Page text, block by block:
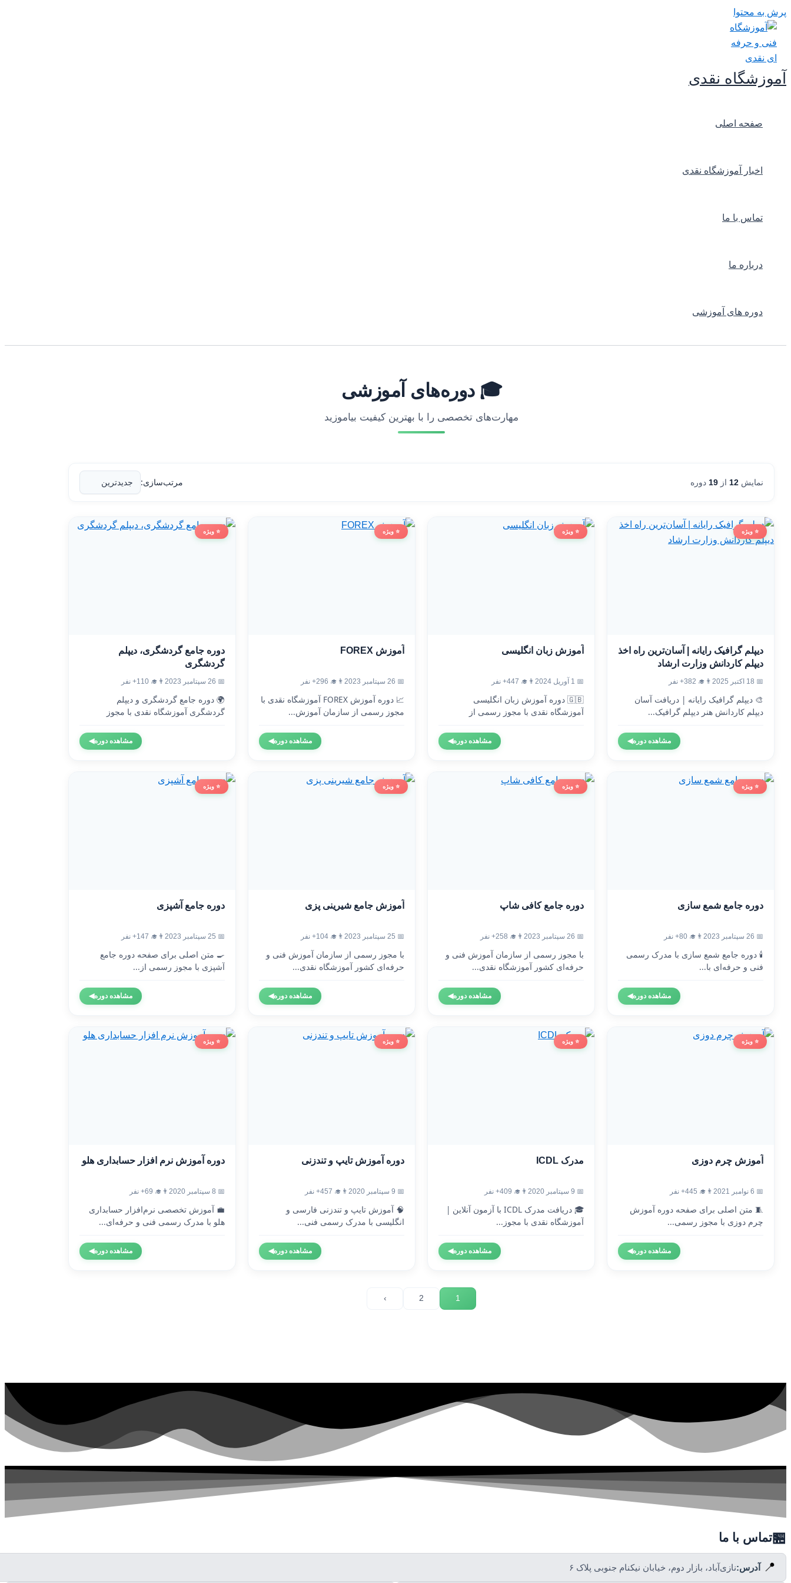
پرش به محتوا
آموزشگاه نقدی
صفحه اصلی
اخبار آموزشگاه نقدی
تماس با ما
درباره ما
دوره های آموزشی
🎓 دوره‌های آموزشی
مهارت‌های تخصصی را با بهترین کیفیت بیاموزید
نمایش 12 از 19 دوره مرتب‌سازی:
⭐ ویژه
دیپلم گرافیک رایانه | آسان‌ترین راه اخذ
دیپلم کاردانش وزارت ارشاد
📅 18 اکتبر 2025 👨‍🎓 382+ نفر
🎨 دیپلم گرافیک رایانه | دریافت آسان
دیپلم کاردانش هنر دیپلم گرافیک...
مشاهده دوره◀
⭐ ویژه
آموزش زبان انگلیسی
📅 1 آوریل 2024 👨‍🎓 447+ نفر
🇬🇧 دوره آموزش زبان انگلیسی
آموزشگاه نقدی با مجوز رسمی از
مشاهده دوره◀
⭐ ویژه
آموزش FOREX
📅 26 سپتامبر 2023 👨‍🎓 296+ نفر
📈 دوره آموزش FOREX آموزشگاه نقدی با
مجوز رسمی از سازمان آموزش...
مشاهده دوره◀
⭐ ویژه
دوره جامع گردشگری، دیپلم
گردشگری
📅 26 سپتامبر 2023 👨‍🎓 110+ نفر
🌍 دوره جامع گردشگری و دیپلم
گردشگری آموزشگاه نقدی با مجوز
مشاهده دوره◀
⭐ ویژه
دوره جامع شمع سازی
📅 26 سپتامبر 2023 👨‍🎓 80+ نفر
🕯️ دوره جامع شمع سازی با مدرک رسمی
فنی و حرفه‌ای با...
مشاهده دوره◀
⭐ ویژه
دوره جامع کافی شاپ
📅 26 سپتامبر 2023 👨‍🎓 258+ نفر
با مجوز رسمی از سازمان آموزش فنی و
حرفه‌ای کشور آموزشگاه نقدی...
مشاهده دوره◀
⭐ ویژه
آموزش جامع شیرینی پزی
📅 25 سپتامبر 2023 👨‍🎓 104+ نفر
با مجوز رسمی از سازمان آموزش فنی و
حرفه‌ای کشور آموزشگاه نقدی...
مشاهده دوره◀
⭐ ویژه
دوره جامع آشپزی
📅 25 سپتامبر 2023 👨‍🎓 147+ نفر
🍳 متن اصلی برای صفحه دوره جامع
آشپزی با مجوز رسمی از...
مشاهده دوره◀
⭐ ویژه
آموزش چرم دوزی
📅 6 نوامبر 2021 👨‍🎓 445+ نفر
🧵 متن اصلی برای صفحه دوره آموزش
چرم دوزی با مجوز رسمی...
مشاهده دوره◀
⭐ ویژه
مدرک ICDL
📅 9 سپتامبر 2020 👨‍🎓 409+ نفر
🎓 دریافت مدرک ICDL با آزمون آنلاین |
آموزشگاه نقدی با مجوز...
مشاهده دوره◀
⭐ ویژه
دوره آموزش تایپ و تندزنی
📅 9 سپتامبر 2020 👨‍🎓 457+ نفر
🧠 آموزش تایپ و تندزنی فارسی و
انگلیسی با مدرک رسمی فنی...
مشاهده دوره◀
⭐ ویژه
دوره آموزش نرم افزار حسابداری هلو
📅 8 سپتامبر 2020 👨‍🎓 69+ نفر
💼 آموزش تخصصی نرم‌افزار حسابداری
هلو با مدرک رسمی فنی و حرفه‌ای...
مشاهده دوره◀
1
2
›
🏪تماس با ما
📍 آدرس:نازی‌آباد، بازار دوم، خیابان نیکنام جنوبی پلاک ۶